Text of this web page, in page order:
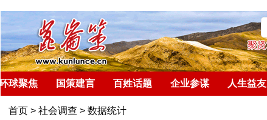
环球聚焦 国策建言 百姓话题 企业参谋 人生益友
首页> 社会调查 > 数据统计